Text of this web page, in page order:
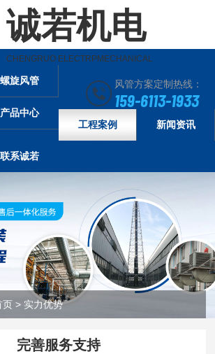
诚若机电
CHENGRUO ELECTRPMECHANICAL
风管方案定制热线：
159-6113-1933
螺旋风管
产品中心
工程案例
新闻资讯
联系诚若
页> 实力优势
完善服务支持